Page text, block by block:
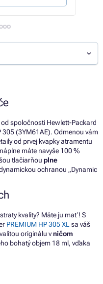
od spoločnosti Hewlett-Packard
(3YM61AE). Odmenou vám
od prvej kvapky atramentu
máte navyše 100 %
tlačiarňou plne
ochranou „Dynamic
kvality? Máte ju mať! S
PREMIUM HP 305 XLsa váš
originálu vničom
bohatý objem 18 ml, vďaka